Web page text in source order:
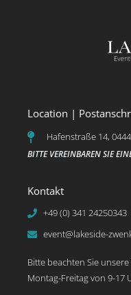
Location |
Hafenstraße 14,
BITTE VEREINBAREN SIE
Kontakt
+49 (0) 341 24250343
event@lakeside-
Bitte beachten Sie
Montag-Freitag von 9-17